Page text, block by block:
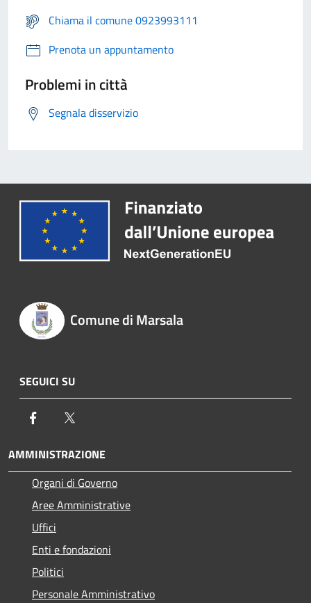
Chiama il comune 0923993111
Prenota un appuntamento
Problemi in città
Segnala disservizio
Comune di Marsala
SEGUICI SU
Facebook
AMMINISTRAZIONE
Organi di Governo
Aree Amministrative
Uffici
Enti e fondazioni
Politici
Personale Amministrativo